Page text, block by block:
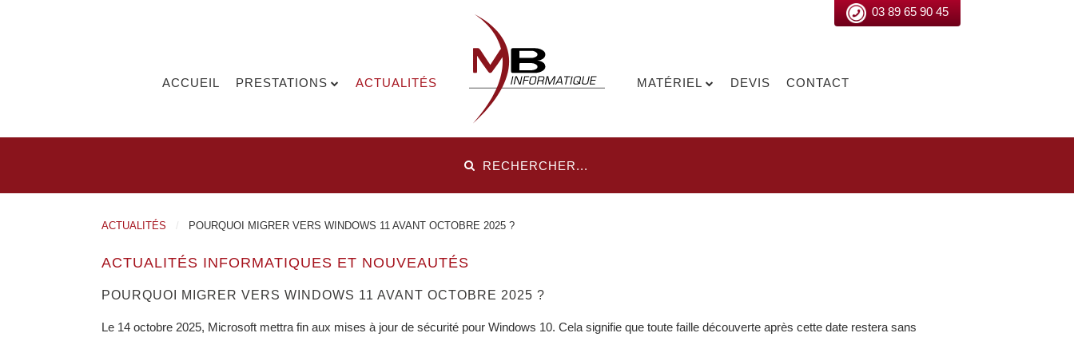
03 89 65 90 45
ACCUEIL PRESTATIONS ACTUALITÉS MATÉRIEL DEVIS CONTACT
ACTUALITÉS POURQUOI MIGRER VERS WINDOWS 11 AVANT OCTOBRE 2025 ?
ACTUALITÉS INFORMATIQUES ET NOUVEAUTÉS
POURQUOI MIGRER VERS WINDOWS 11 AVANT OCTOBRE 2025 ?
Le 14 octobre 2025, Microsoft mettra fin aux mises à jour de sécurité pour Windows 10. Cela signifie que toute faille découverte après cette date restera sans